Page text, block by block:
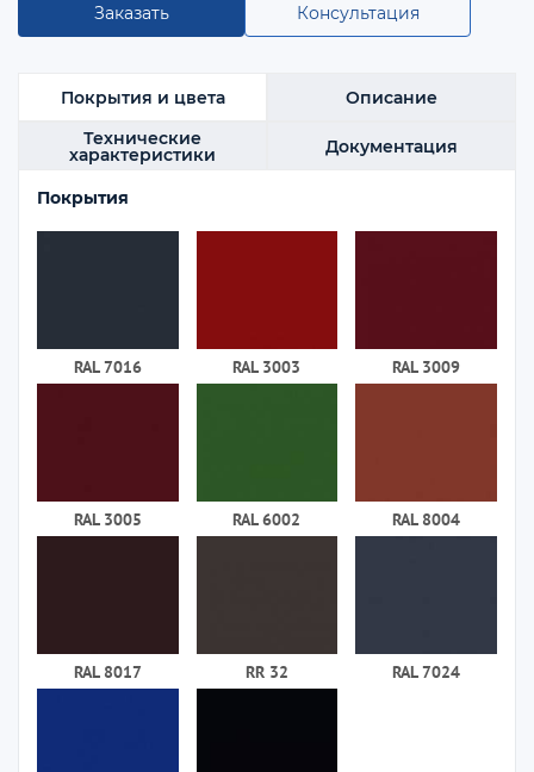
Заказать Консультация
Покрытия и цвета
Описание
Технические
характеристики Документация
Покрытия
RAL 7016 RAL 3003 RAL 3009
RAL 3005 RAL 6002 RAL 8004
RAL 8017 RR 32 RAL 7024